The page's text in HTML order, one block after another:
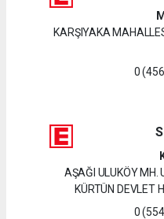
KARŞIYAKA
0
AŞAĞI ULUKÖY MH.
KÜRTÜN DEVLET
0